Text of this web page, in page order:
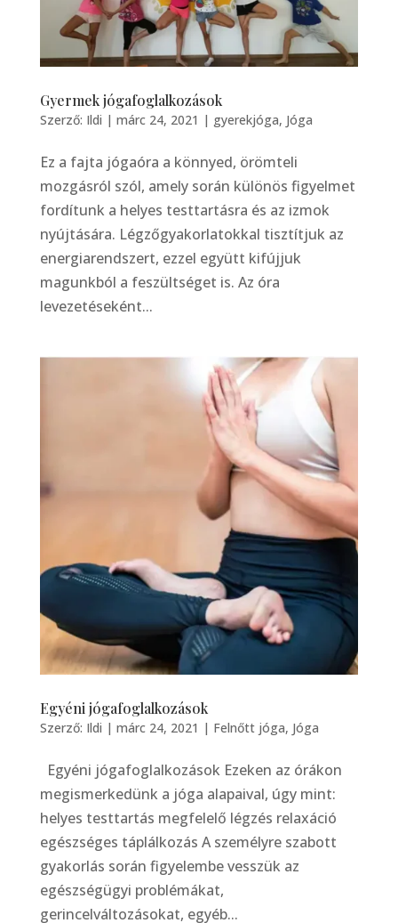
Gyermek jógafoglalkozások
Szerző: Ildi | márc 24, 2021 | gyerekjóga, Jóga
Ez a fajta jógaóra a könnyed, örömteli
mozgásról szól, amely során különös figyelmet
fordítunk a helyes testtartásra és az izmok
nyújtására. Légzőgyakorlatokkal tisztítjuk az
energiarendszert, ezzel együtt kifújjuk
magunkból a feszültséget is. Az óra
levezetéseként...
Egyéni jógafoglalkozások
Szerző: Ildi | márc 24, 2021 | Felnőtt jóga, Jóga
Egyéni jógafoglalkozások Ezeken az órákon
megismerkedünk a jóga alapaival, úgy mint:
helyes testtartás megfelelő légzés relaxáció
egészséges táplálkozás A személyre szabott
gyakorlás során figyelembe vesszük az
egészségügyi problémákat,
gerincelváltozásokat, egyéb...